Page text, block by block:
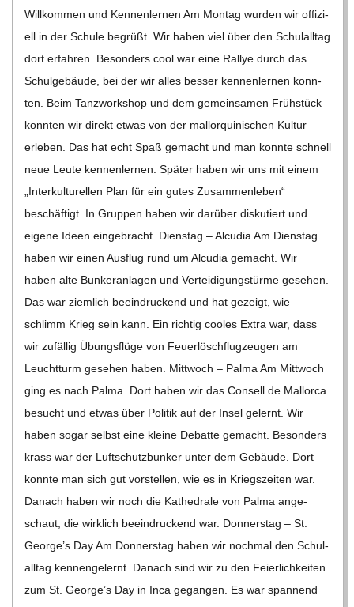
Will­kom­men und Ken­nen­ler­nen Am Mon­tag wur­den wir offi­zi­
ell in der Schule begrüßt. Wir haben viel über den Schul­all­tag
dort erfah­ren. Beson­ders cool war eine Ral­lye durch das
Schul­ge­bäude, bei der wir alles bes­ser ken­nen­ler­nen konn­
ten. Beim Tanz­work­shop und dem gemein­sa­men Früh­stück
konn­ten wir direkt etwas von der mal­lor­qui­ni­schen Kul­tur
erle­ben. Das hat echt Spaß gemacht und man konnte schnell
neue Leute ken­nen­ler­nen. Spä­ter haben wir uns mit einem
„Inter­kul­tu­rel­len Plan für ein gutes Zusam­men­le­ben“
beschäf­tigt. In Grup­pen haben wir dar­über dis­ku­tiert und
eigene Ideen ein­ge­bracht. Diens­tag – Alcu­dia Am Diens­tag
haben wir einen Aus­flug rund um Alcu­dia gemacht. Wir
haben alte Bun­ker­an­la­gen und Ver­tei­di­gungs­türme gese­hen.
Das war ziem­lich beein­dru­ckend und hat gezeigt, wie
schlimm Krieg sein kann. Ein rich­tig coo­les Extra war, dass
wir zufäl­lig Übungs­flüge von Feu­er­lösch­flug­zeu­gen am
Leucht­turm gese­hen haben. Mitt­woch – Palma Am Mitt­woch
ging es nach Palma. Dort haben wir das Con­sell de Mal­lorca
besucht und etwas über Poli­tik auf der Insel gelernt. Wir
haben sogar selbst eine kleine Debatte gemacht. Beson­ders
krass war der Luft­schutz­bun­ker unter dem Gebäude. Dort
konnte man sich gut vor­stel­len, wie es in Kriegs­zei­ten war.
Danach haben wir noch die Kathe­drale von Palma ange­
schaut, die wirk­lich beein­dru­ckend war. Don­ners­tag – St.
George’s Day Am Don­ners­tag haben wir noch­mal den Schul­
all­tag ken­nen­ge­lernt. Danach sind wir zu den Fei­er­lich­kei­ten
zum St. George’s Day in Inca gegan­gen. Es war span­nend